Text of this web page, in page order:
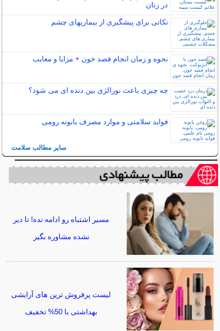
در زنان
نکاتی برای پیشگیری از بیماریهای چشم
نحوه و زمان انجام فصد خون + مزایا و معایب
چه چیزی باعث نورالژی بین دنده ای می شود؟
فواید سلامتی و موارد مصرف بابونه رومی
سایر مطالب سلامت
مسیر اشتباه رو ادامه نده! تا دیر
نشده مشاوره بگیر
لیست پرفروش ترین های آرایشی
بهداشتی با 50% تخفیف